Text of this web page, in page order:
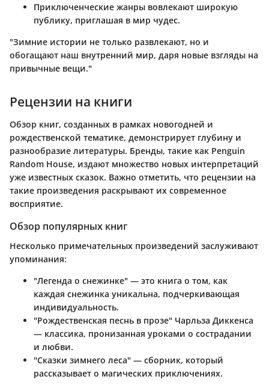
Приключенческие жанры вовлекают широкую
публику, приглашая в мир чудес.
"Зимние истории не только развлекают, но и
обогащают наш внутренний мир, даря новые взгляды на
привычные вещи."
Рецензии на книги
Обзор книг, созданных в рамках новогодней и
рождественской тематике, демонстрирует глубину и
разнообразие литературы. Бренды, такие как Penguin
Random House, издают множество новых интерпретаций
уже известных сказок. Важно отметить, что рецензии на
такие произведения раскрывают их современное
восприятие.
Обзор популярных книг
Несколько примечательных произведений заслуживают
упоминания:
"Легенда о снежинке" — это книга о том, как
каждая снежинка уникальна, подчеркивающая
индивидуальность.
"Рождественская песнь в прозе" Чарльза Диккенса
— классика, пронизанная уроками о сострадании
и любви.
"Сказки зимнего леса" — сборник, который
рассказывает о магических приключениях.